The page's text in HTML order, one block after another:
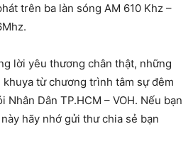
trên ba làn sóng AM 610 Khz –
lời yêu thương chân thật, những
từ chương trình tâm sự đêm
Nhân Dân TP.HCM – VOH. Nếu bạn
hãy nhớ gửi thư chia sẻ bạn